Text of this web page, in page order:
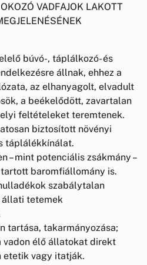
VADFAJOK LAKOTT
búvó-, táplálkozó- és
állnak, ehhez a
az elhanyagolt, elvadult
a beékelődött, zavartalan
feltételeket teremtenek.
biztosított növényi
táplálékkínálat.
– mint potenciális zsákmány –
baromfiállomány is.
szabálytalan
állati tetemek
tartása, takarmányozása;
vadon élő állatokat direkt
etetik vagy itatják.